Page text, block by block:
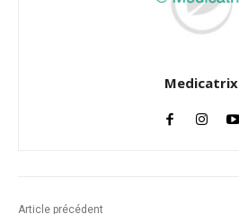
Medicatrix
Article précédent